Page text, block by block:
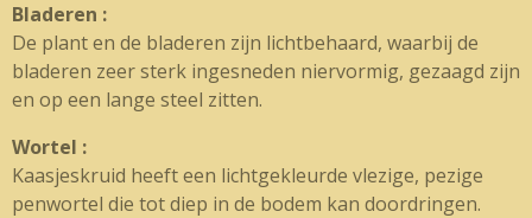
Bladeren :
De plant en de bladeren zijn lichtbehaard, waarbij de
bladeren zeer sterk ingesneden niervormig, gezaagd zijn
en op een lange steel zitten.
Wortel :
Kaasjeskruid heeft een lichtgekleurde vlezige, pezige
penwortel die tot diep in de bodem kan doordringen.